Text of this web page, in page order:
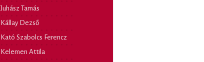
Juhász Tamás
Kállay Dezső
Kató Szabolcs Ferencz
Kelemen Attila